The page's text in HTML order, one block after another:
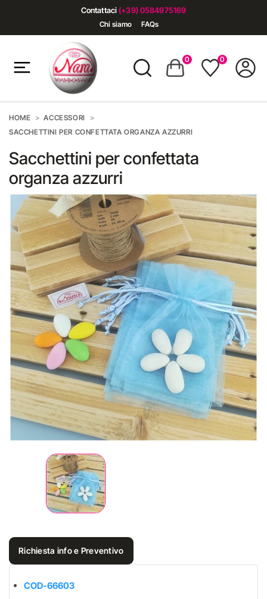
Contattaci (+39) 0584975169
Chi siamo FAQs
0 0
HOME
ACCESSORI
SACCHETTINI PER CONFETTATA ORGANZA AZZURRI
Sacchettini per confettata
organza azzurri
Richiesta info e Preventivo
COD-66603